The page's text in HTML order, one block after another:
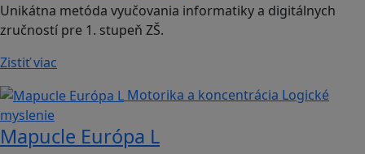
Unikátna metóda vyučovania informatiky a digitálnych
zručností pre 1. stupeň ZŠ.
Zistiť viac
Motorika a koncentrácia Logické
myslenie
Mapucle Európa L